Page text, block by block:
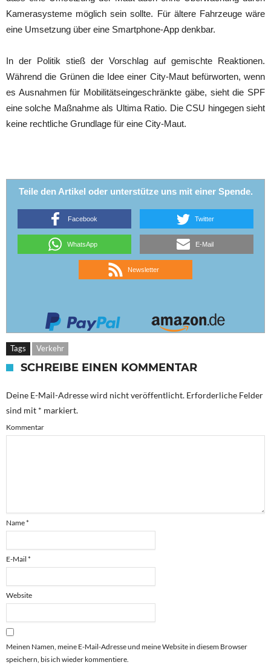
Kamerasysteme möglich sein sollte. Für ältere Fahrzeuge wäre
eine Umsetzung über eine Smartphone-App denkbar.
In der Politik stieß der Vorschlag auf gemischte Reaktionen.
Während die Grünen die Idee einer City-Maut befürworten, wenn
es Ausnahmen für Mobilitätseingeschränkte gäbe, sieht die SPF
eine solche Maßnahme als Ultima Ratio. Die CSU hingegen sieht
keine rechtliche Grundlage für eine City-Maut.
Teile den Artikel oder unterstütze uns mit einer Spende.
Facebook Twitter
WhatsApp E-Mail
Newsletter
Tags Verkehr
SCHREIBE EINEN KOMMENTAR
Deine E-Mail-Adresse wird nicht veröffentlicht. Erforderliche Felder
sind mit * markiert.
Kommentar
Name*
E-Mail *
Website
Meinen Namen, meine E-Mail-Adresse und meine Website in diesem Browser
speichern, bis ich wieder kommentiere.